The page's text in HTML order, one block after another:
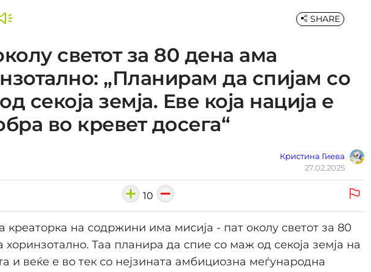
светот за 80 дена ама
„Планирам да спијам со
секоја земја. Еве која нација е
во кревет досега“
Кристина Гиева
27.02.2025
SHARE
10
креаторка на содржини има мисија - пат околу светот за 80
хоринзотално. Таа планира да спие со маж од секоја земја на
и веќе е во тек со нејзината амбициозна меѓународна